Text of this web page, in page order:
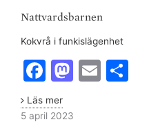
o
o
k
o
n
Nattvardsbarnen
Kokvrå i funkislägenhet
F
a
c
M E
Läs mer
5 april 2023